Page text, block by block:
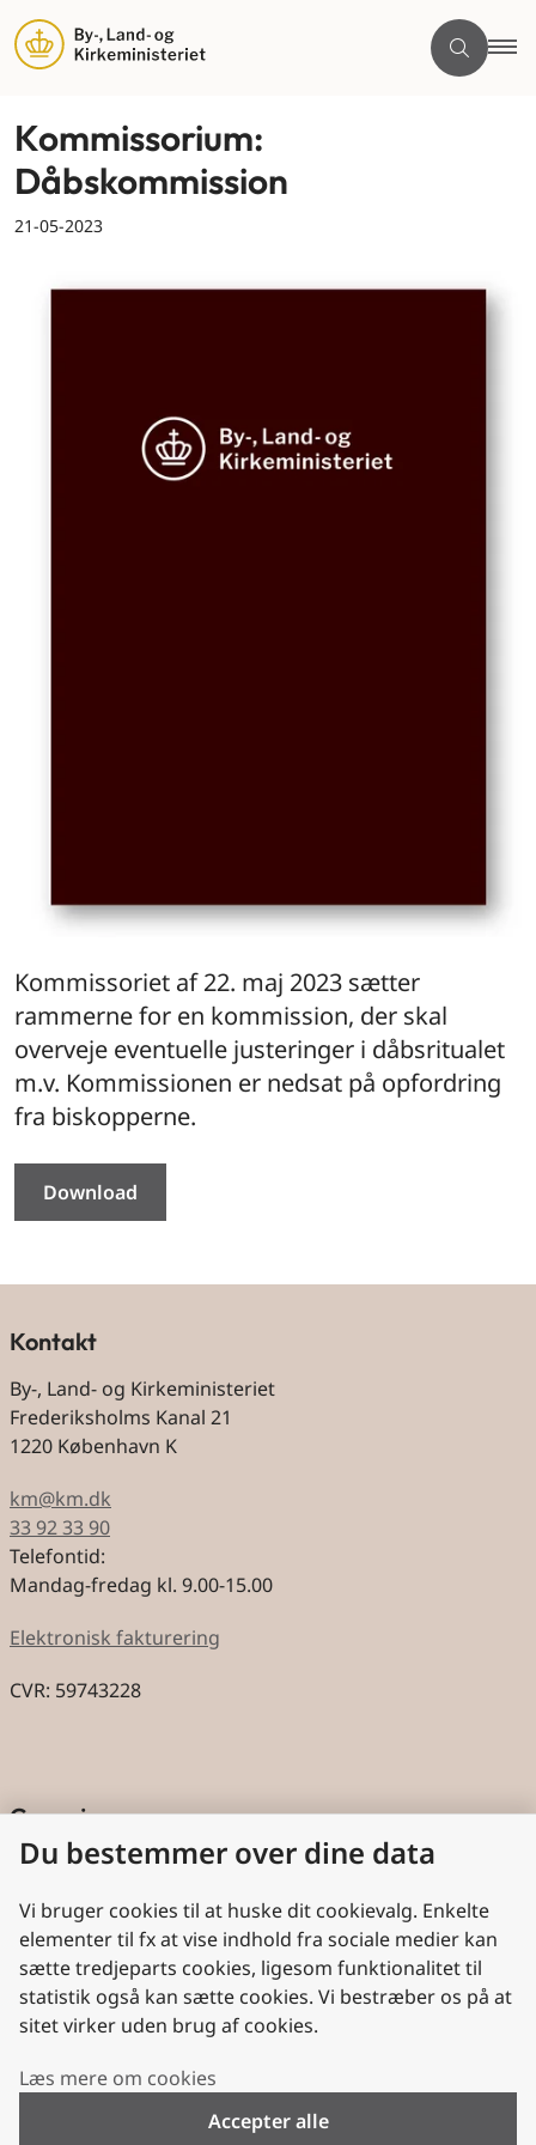
Kommissorium:
Dåbskommission
21-05-2023
Kommissoriet af 22. maj 2023 sætter
rammerne for en kommission, der skal
overveje eventuelle justeringer i dåbsritualet
m.v. Kommissionen er nedsat på opfordring
fra biskopperne.
Download
Kontakt
By-, Land- og Kirkeministeriet
Frederiksholms Kanal 21
1220 København K
km@km.dk
33 92 33 90
Telefontid:
Mandag-fredag kl. 9.00-15.00
Elektronisk fakturering
CVR: 59743228
Genveje
Cookies
Aktindsigt
Persondatabeskyttelse
Nyttige links
Plan- og Landdistriktsstyrelsen
Du bestemmer over dine data
Vi bruger cookies til at huske dit cookievalg. Enkelte
elementer til fx at vise indhold fra sociale medier kan
sætte tredjeparts cookies, ligesom funktionalitet til
statistik også kan sætte cookies. Vi bestræber os på at
sitet virker uden brug af cookies.
Læs mere om cookies
Accepter alle